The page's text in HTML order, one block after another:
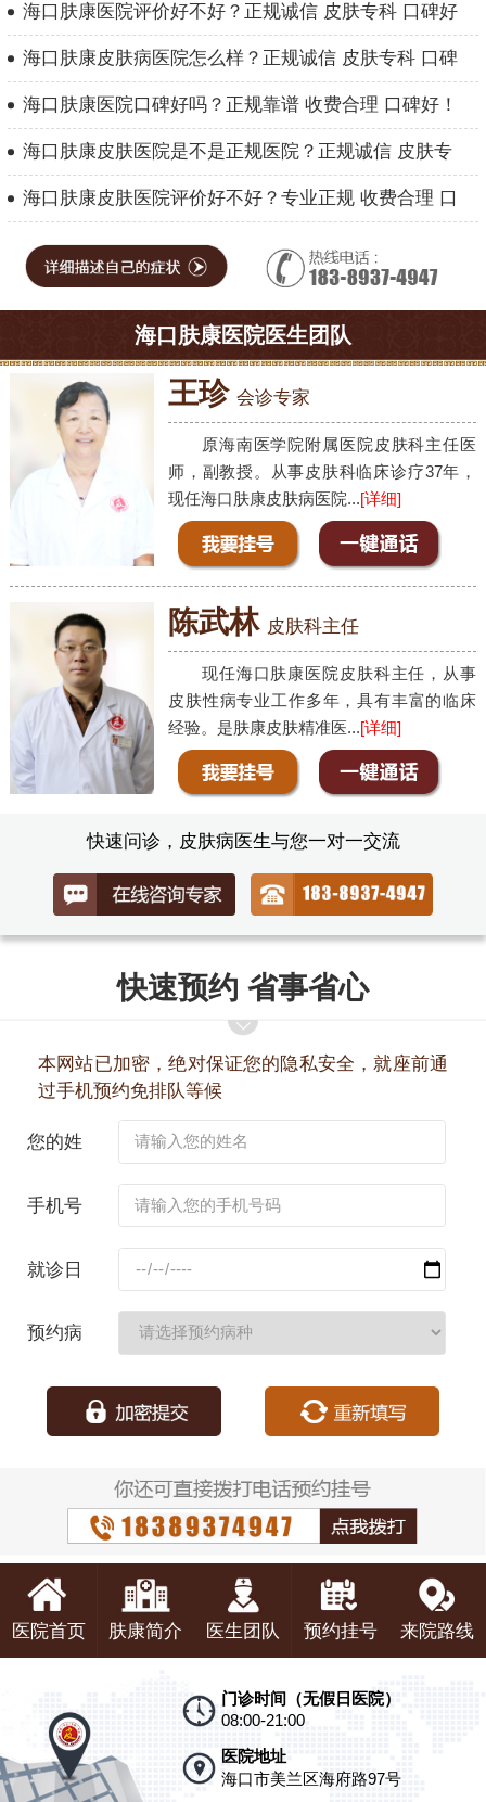
海口肤康医院评价好不好？正规诚信 皮肤专科 口碑好
海口肤康皮肤病医院怎么样？正规诚信 皮肤专科 口碑
海口肤康医院口碑好吗？正规靠谱 收费合理 口碑好！
海口肤康皮肤医院是不是正规医院？正规诚信 皮肤专
海口肤康皮肤医院评价好不好？专业正规 收费合理 口
海口肤康医院医生团队
王珍 会诊专家
原海南医学院附属医院皮肤科主任医
师，副教授。从事皮肤科临床诊疗37年，
现任海口肤康皮肤病医院...[详细]
陈武林 皮肤科主任
现任海口肤康医院皮肤科主任，从事
皮肤性病专业工作多年，具有丰富的临床
经验。是肤康皮肤精准医...[详细]
快速问诊，皮肤病医生与您一对一交流
快速预约 省事省心
本网站已加密，绝对保证您的隐私安全，就座前通
过手机预约免排队等候
您的姓
手机号
就诊日
预约病
医院首页 肤康简介 医生团队 预约挂号 来院路线
门诊时间（无假日医院）
08:00-21:00
医院地址
海口市美兰区海府路97号